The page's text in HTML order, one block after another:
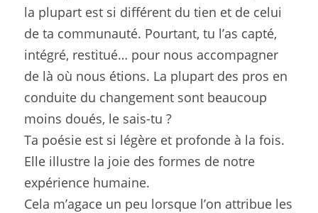
la plupart est si différent du tien et de celui
de ta communauté. Pourtant, tu l’as capté,
intégré, restitué… pour nous accompagner
de là où nous étions. La plupart des pros en
conduite du changement sont beaucoup
moins doués, le sais-tu ?
Ta poésie est si légère et profonde à la fois.
Elle illustre la joie des formes de notre
expérience humaine.
Cela m’agace un peu lorsque l’on attribue les